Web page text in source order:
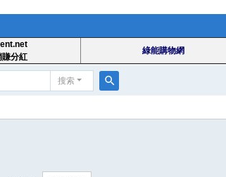
賺分紅
綠能購物網
搜索
索